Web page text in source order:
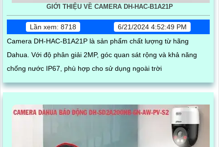
GIỚI THIỆU VỀ CAMERA DH-HAC-B1A21P
Lần xem: 8718
6/21/2024 4:52:49 PM
Camera DH-HAC-B1A21P là sản phẩm chất lượng từ hãng
Dahua. Với độ phân giải 2MP, góc quan sát rộng và khả năng
chống nước IP67, phù hợp cho sử dụng ngoài trời